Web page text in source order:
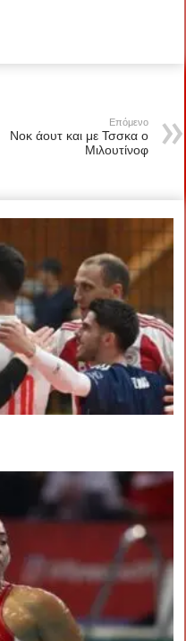
Επόμενο
Νοκ άουτ και με Τσσκα ο
Μιλουτίνοφ